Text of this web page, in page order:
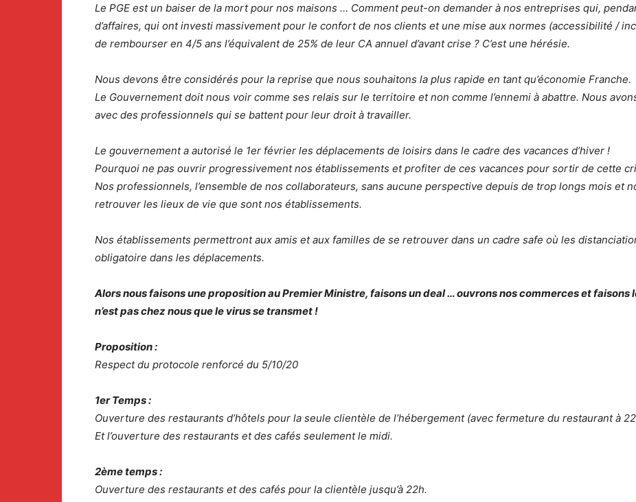
Le PGE est un baiser de la mort pour nos maisons … Comment peut-on demander à nos entreprises qui,
d’affaires, qui ont investi massivement pour le confort de nos clients et une mise aux normes (accessibilité /
de rembourser en 4/5 ans l’équivalent de 25% de leur CA annuel d’avant crise ? C’est une hérésie.
Nous devons être considérés pour la reprise que nous souhaitons la plus rapide en tant qu’économie Franche.
Le Gouvernement doit nous voir comme ses relais sur le territoire et non comme l’ennemi à abattre. Nous
avec des professionnels qui se battent pour leur droit à travailler.
Le gouvernement a autorisé le 1er février les déplacements de loisirs dans le cadre des vacances d’hiver !
Pourquoi ne pas ouvrir progressivement nos établissements et profiter de ces vacances pour sortir de cette
Nos professionnels, l’ensemble de nos collaborateurs, sans aucune perspective depuis de trop longs mois et
retrouver les lieux de vie que sont nos établissements.
Nos établissements permettront aux amis et aux familles de se retrouver dans un cadre safe où les
obligatoire dans les déplacements.
Alors nous faisons une proposition au Premier Ministre, faisons un deal … ouvrons nos commerces et faisons
n’est pas chez nous que le virus se transmet !
Proposition :
Respect du protocole renforcé du 5/10/20
1er Temps :
Ouverture des restaurants d’hôtels pour la seule clientèle de l’hébergement (avec fermeture du restaurant à
Et l’ouverture des restaurants et des cafés seulement le midi.
2ème temps :
Ouverture des restaurants et des cafés pour la clientèle jusqu’à 22h.